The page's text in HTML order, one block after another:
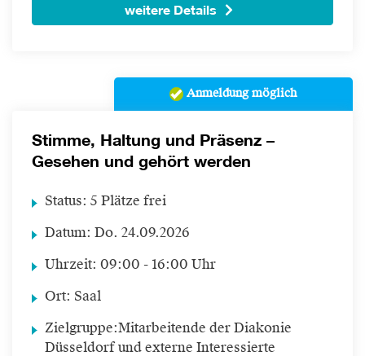
weitere Details
Anmeldung möglich
Stimme, Haltung und Präsenz –
Gesehen und gehört werden
Status: 5 Plätze frei
Datum: Do. 24.09.2026
Uhrzeit: 09:00 - 16:00 Uhr
Ort: Saal
Zielgruppe:Mitarbeitende der Diakonie
Düsseldorf und externe Interessierte